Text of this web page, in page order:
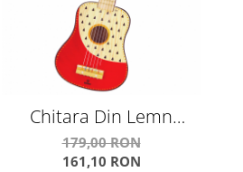
Chitara Din Lemn
Pentru Copii Frumos
Pictata Indie
179,00 RON
161,10 RON